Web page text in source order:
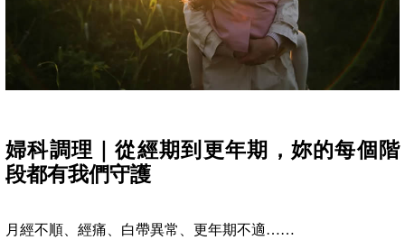
婦科調理｜從經期到更年期，妳的每個階
段都有我們守護
月經不順、經痛、白帶異常、更年期不適……